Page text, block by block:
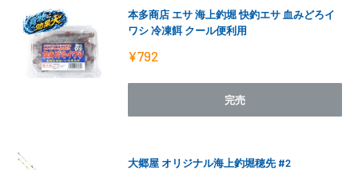
本多商店 エサ 海上釣堀 快釣エサ 血みどろイ
ワシ 冷凍餌 クール便利用
販
価
¥792
完売
大郷屋 オリジナル海上釣堀穂先 #2